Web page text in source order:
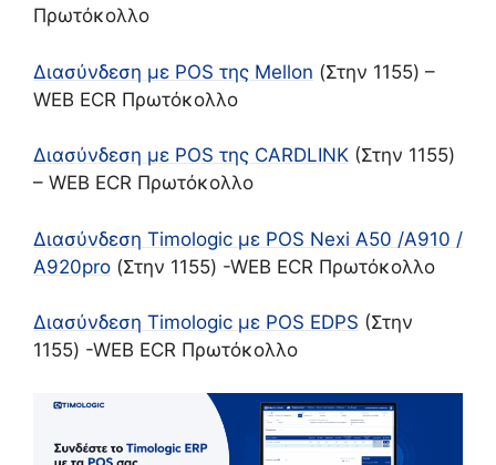
Πρωτόκολλο
Διασύνδεση με POS της Mellon (Στην 1155) –
WEB ECR Πρωτόκολλο
Διασύνδεση με POS της CARDLINK (Στην 1155)
– WEB ECR Πρωτόκολλο
Διασύνδεση Timologic με POS Nexi A50 /A910 /
Α920pro (Στην 1155) -WEB ECR Πρωτόκολλο
Διασύνδεση Timologic με POS EDPS (Στην
1155) -WEB ECR Πρωτόκολλο